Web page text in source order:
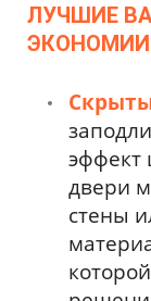
ЛУЧШИЕ
эффект
двери
стены